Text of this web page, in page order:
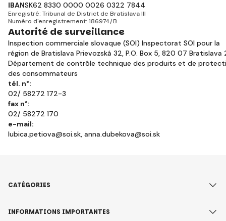
IBANSK62 8330 0000 0026 0322 7844
Enregistré: Tribunal de District de Bratislava III
Numéro d'enregistrement: 186974/B
Autorité de surveillance
Inspection commerciale slovaque (SOI) Inspectorat SOI pour la
région de Bratislava Prievozská 32, P.O. Box 5, 820 07 Bratislava
Département de contrôle technique des produits et de
des consommateurs
tél. n°:
02/ 58272 172-3
fax n°:
02/ 58272 170
e-mail:
lubica.petiova@soi.sk, anna.dubekova@soi.sk
CATÉGORIES
INFORMATIONS IMPORTANTES